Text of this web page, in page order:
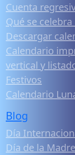
Cuenta
Qué se
Descargar
Calendario
vertical y
Festivos
Calendario
Blog
Día
Día de la Madre